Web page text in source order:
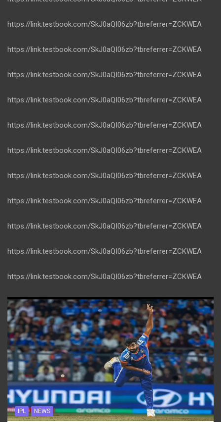
https://link.testbook.com/SkJ0aQI06zb?tbreferrer=ZCKWEA
https://link.testbook.com/SkJ0aQI06zb?tbreferrer=ZCKWEA
https://link.testbook.com/SkJ0aQI06zb?tbreferrer=ZCKWEA
https://link.testbook.com/SkJ0aQI06zb?tbreferrer=ZCKWEA
https://link.testbook.com/SkJ0aQI06zb?tbreferrer=ZCKWEA
https://link.testbook.com/SkJ0aQI06zb?tbreferrer=ZCKWEA
https://link.testbook.com/SkJ0aQI06zb?tbreferrer=ZCKWEA
https://link.testbook.com/SkJ0aQI06zb?tbreferrer=ZCKWEA
https://link.testbook.com/SkJ0aQI06zb?tbreferrer=ZCKWEA
https://link.testbook.com/SkJ0aQI06zb?tbreferrer=ZCKWEA
https://link.testbook.com/SkJ0aQI06zb?tbreferrer=ZCKWEA
IPL NEWS